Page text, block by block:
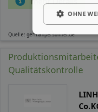
Quelle: germanpersonnel.de
Qualitätskontrolle
OHNE